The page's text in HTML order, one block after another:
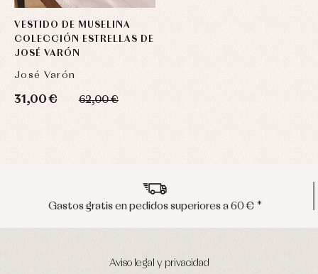
VESTIDO DE MUSELINA
COLECCIÓN ESTRELLAS DE
JOSÉ VARÓN
José Varón
31,00 € 62,00 €
Envíos en península en 24/48 horas
Aviso legal y privacidad